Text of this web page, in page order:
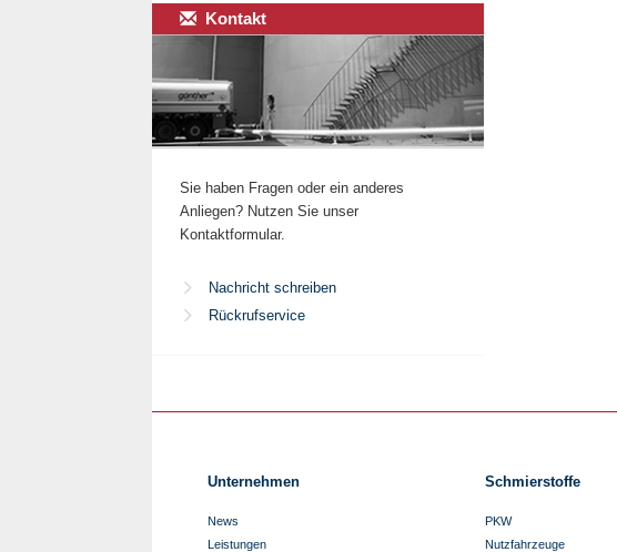
Kontakt
Sie haben Fragen oder ein anderes
Anliegen? Nutzen Sie unser
Kontaktformular.
Nachricht schreiben
Rückrufservice
Unternehmen
News
Leistungen
Schmierstoffe
PKW
Nutzfahrzeuge